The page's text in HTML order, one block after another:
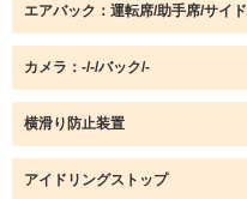
エアバック：運転席/助手席/サイ
カメラ：-/-/バック/-
横滑り防止装置
アイドリングストップ